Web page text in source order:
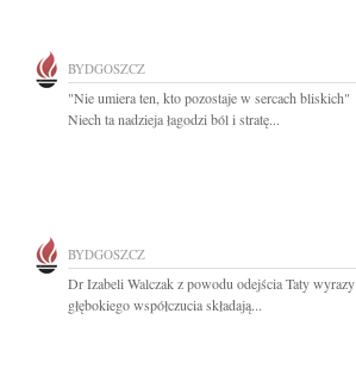
BYDGOSZCZ
"Nie umiera ten, kto pozostaje w sercach bliskich"
Niech ta nadzieja łagodzi ból i stratę...
BYDGOSZCZ
Dr Izabeli Walczak z powodu odejścia Taty wyrazy
głębokiego współczucia składają...